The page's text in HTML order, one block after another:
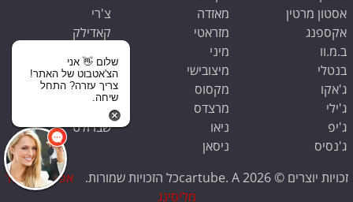
אסטון מרטין
אקספנג
ב.מ.וו
בנטלי
ג'אקו
ג'ילי
ג'יפ
ג'נסיס
מאזדה
מזראטי
מיני
מיצובישי
מקסוס
מרצדס
ניאו
ניסאן
צ'רי
קאדילק
קיה
ראם
רנו
שברולט
זכויות יוצרים © 2026 cartube. Aכל הזכויות שמורות.
אפס קילומטר
מליסינג
שלום 👋 אני
הצ'אטבוט של האתר!
צריך עזרה? התחל
שיחה.